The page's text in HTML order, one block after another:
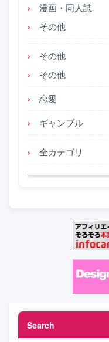
漫画・同人誌
その他
その他
その他
恋愛
ギャンブル
全カテゴリ
Search